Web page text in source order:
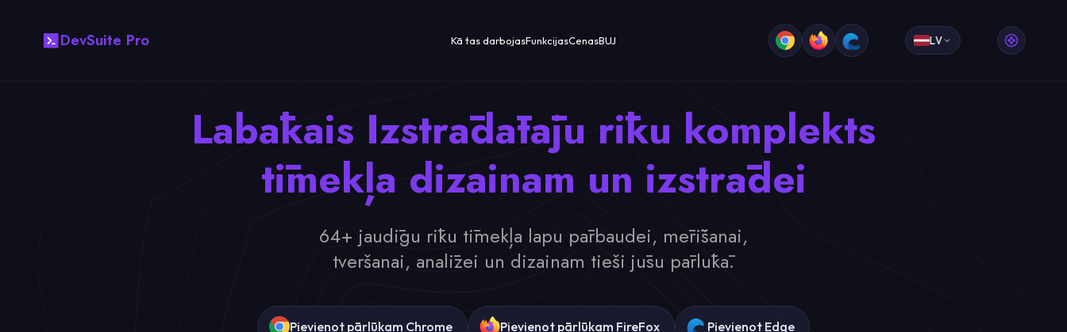
DevSuite Pro Kā tas darbojasFunkcijasCenasBUJ LV
Labākais Izstrādātāju rīku komplekts
tīmekļa dizainam un izstrādei
64+ jaudīgu rīku tīmekļa lapu pārbaudei, mērīšanai,
tveršanai, analīzei un dizainam tieši jūsu pārlūkā.
Pievienot pārlūkam Chrome Pievienot pārlūkam FireFox Pievienot Edge